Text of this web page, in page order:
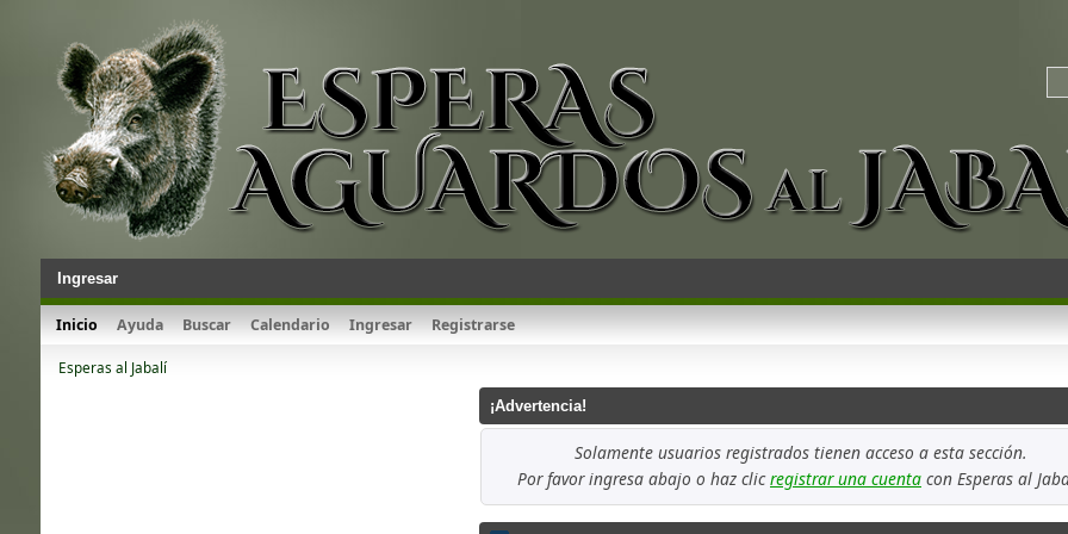
Ingresar
Inicio Ayuda Buscar Calendario Ingresar Registrarse
Esperas al Jabalí
¡Advertencia!
Solamente usuarios registrados tienen acceso a esta sección.
Por favor ingresa abajo o haz clicregistrar una cuentacon Esperas al